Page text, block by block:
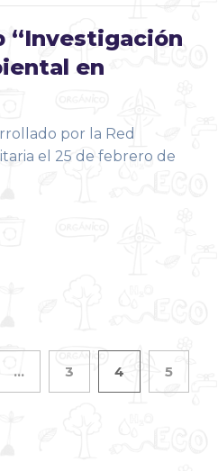
“Investigación
en
por la Red
el 25 de febrero de
… 3 4
5